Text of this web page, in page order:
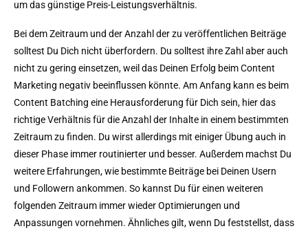
um das günstige Preis-Leistungsverhältnis.
Bei dem Zeitraum und der Anzahl der zu veröffentlichen Beiträge
solltest Du Dich nicht überfordern. Du solltest ihre Zahl aber auch
nicht zu gering einsetzen, weil das Deinen Erfolg beim Content
Marketing negativ beeinflussen könnte. Am Anfang kann es beim
Content Batching eine Herausforderung für Dich sein, hier das
richtige Verhältnis für die Anzahl der Inhalte in einem bestimmten
Zeitraum zu finden. Du wirst allerdings mit einiger Übung auch in
dieser Phase immer routinierter und besser. Außerdem machst Du
weitere Erfahrungen, wie bestimmte Beiträge bei Deinen Usern
und Followern ankommen. So kannst Du für einen weiteren
folgenden Zeitraum immer wieder Optimierungen und
Anpassungen vornehmen. Ähnliches gilt, wenn Du feststellst, dass